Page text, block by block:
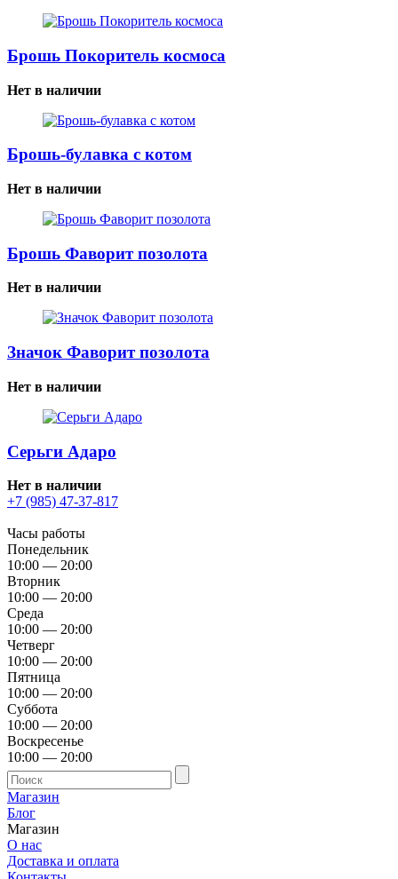
Брошь Покоритель космоса
Нет в наличии
Брошь-булавка с котом
Нет в наличии
Брошь Фаворит позолота
Нет в наличии
Значок Фаворит позолота
Нет в наличии
Серьги Адаро
Нет в наличии
+7 (985) 47-37-817
Часы работы
Понедельник
10:00 — 20:00
Вторник
10:00 — 20:00
Среда
10:00 — 20:00
Четверг
10:00 — 20:00
Пятница
10:00 — 20:00
Суббота
10:00 — 20:00
Воскресенье
10:00 — 20:00
Магазин
Блог
Магазин
О нас
Доставка и оплата